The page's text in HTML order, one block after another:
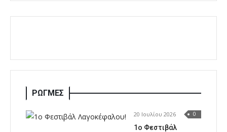
ΡΩΓΜΕΣ
20 Ιουλίου 2026 0
1o Φεστιβάλ